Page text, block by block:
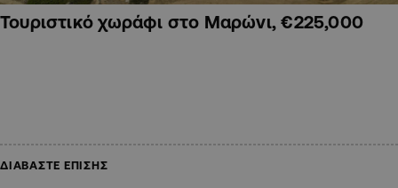
Τουριστικό χωράφι στο Μαρώνι, €225,000
ΔΙΑΒΑΣΤΕ ΕΠΙΣΗΣ